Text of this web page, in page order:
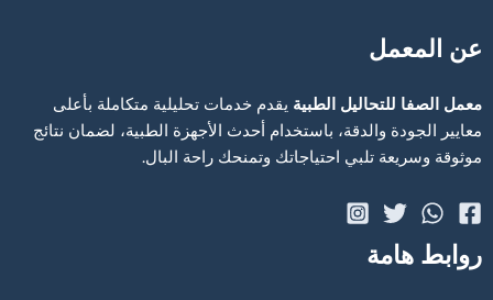
عن المعمل
معمل الصفا للتحاليل الطبية يقدم خدمات تحليلية متكاملة بأعلى
معايير الجودة والدقة، باستخدام أحدث الأجهزة الطبية، لضمان نتائج
موثوقة وسريعة تلبي احتياجاتك وتمنحك راحة البال.
روابط هامة